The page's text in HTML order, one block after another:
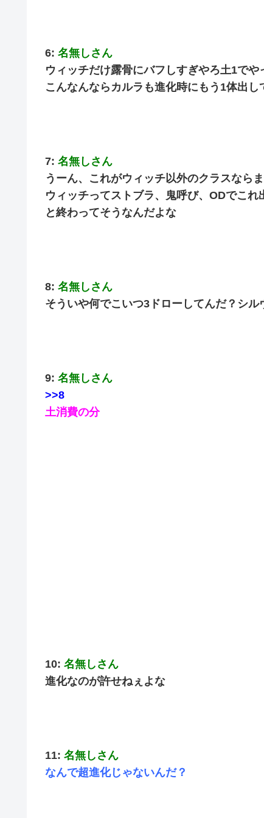
6: 名無しさん
ウィッチだけ露骨にバフしすぎやろ土1で
こんなんならカルラも進化時にもう1体出し
7: 名無しさん
うーん、これがウィッチ以外のクラスなら
ウィッチってストブラ、鬼呼び、ODでこ
と終わってそうなんだよな
8: 名無しさん
そういや何でこいつ3ドローしてんだ？シ
9: 名無しさん
>>8
土消費の分
10: 名無しさん
進化なのが許せねぇよな
11: 名無しさん
なんで超進化じゃないんだ？